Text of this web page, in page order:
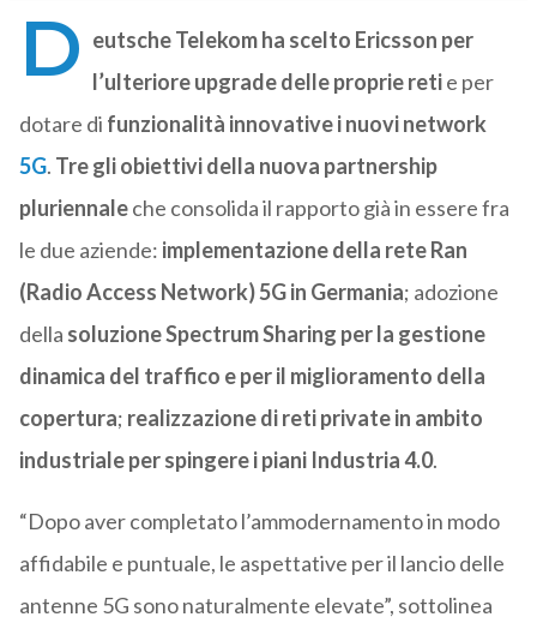
D eutsche Telekom ha scelto Ericsson per
l’ulteriore upgrade delle proprie retie per
dotare di funzionalità innovative i nuovi network
5G. Tre gli obiettivi della nuova partnership
pluriennaleche consolida il rapporto già in essere fra
le due aziende: implementazione della rete Ran
(Radio Access Network) 5G in Germania; adozione
della soluzione Spectrum Sharing per la gestione
dinamica del traffico e per il miglioramento della
copertura; realizzazione di reti private in ambito
industriale per spingere i piani Industria 4.0.
“Dopo aver completato l’ammodernamento in modo
affidabile e puntuale, le aspettative per il lancio delle
antenne 5G sono naturalmente elevate”, sottolinea